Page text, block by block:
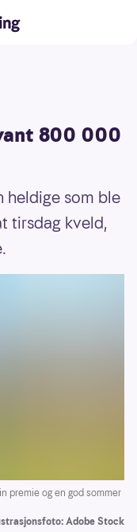
800 000
heldige som ble
tirsdag kveld,
premie og en god sommer
Adobe Stock